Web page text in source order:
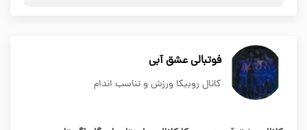
فوتبالی عشق آبی
کانال روبیکا ورزش و تناسب اندام